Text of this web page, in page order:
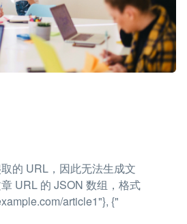
的 URL，因此无法生成文
URL 的 JSON 数组，格式
article1"}, {"